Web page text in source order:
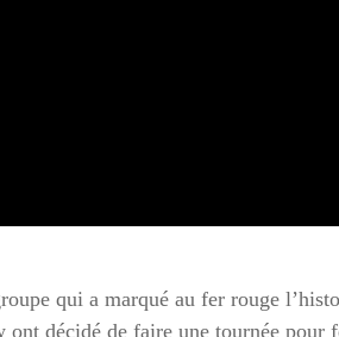
qui a marqué au fer rouge
décidé de faire une tournée pour